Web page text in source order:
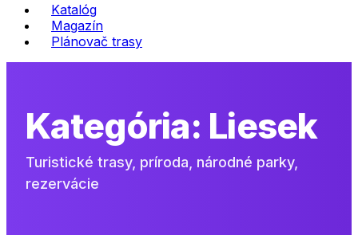
Katalóg
Magazín
Plánovač trasy
Kategória: Liesek
Turistické trasy, príroda, národné parky,
rezervácie